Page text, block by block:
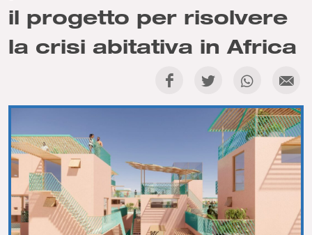
il progetto per risolvere
la crisi abitativa in Africa